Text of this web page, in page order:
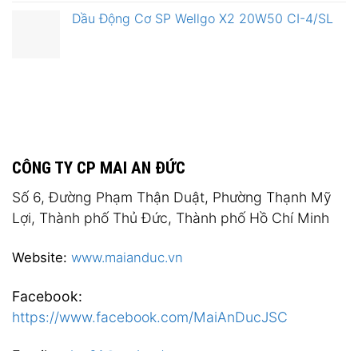
Dầu Động Cơ SP Wellgo X2 20W50 CI-4/SL
CÔNG TY CP MAI AN ĐỨC
Số 6, Đường Phạm Thận Duật, Phường Thạnh Mỹ
Lợi, Thành phố Thủ Đức, Thành phố Hồ Chí Minh
Website: www.maianduc.vn
Facebook:
https://www.facebook.com/MaiAnDucJSC